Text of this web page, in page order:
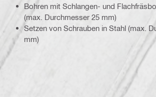
Bohren mit Schlangen- und
(max. Durchmesser 25 mm)
Setzen von Schrauben in Stahl (max.
mm)